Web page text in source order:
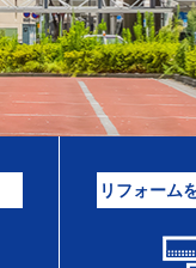
リフォーム